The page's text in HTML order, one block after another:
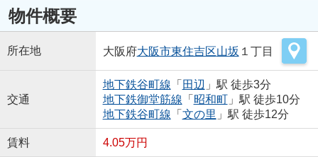
物件概要
所在地 大阪府大阪市東住吉区山坂 １丁目
交通
地下鉄谷町線 「 田辺 」駅 徒歩3分
地下鉄御堂筋線 「 昭和町」駅 徒歩10分
地下鉄谷町線 「 文の里 」駅 徒歩12分
賃料 4.05万円